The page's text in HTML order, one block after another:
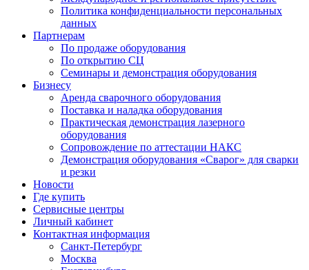
Политика конфиденциальности персональных
данных
Партнерам
По продаже оборудования
По открытию СЦ
Семинары и демонстрация оборудования
Бизнесу
Аренда сварочного оборудования
Поставка и наладка оборудования
Практическая демонстрация лазерного
оборудования
Сопровождение по аттестации НАКС
Демонстрация оборудования «Сварог» для сварки
и резки
Новости
Где купить
Сервисные центры
Личный кабинет
Контактная информация
Санкт-Петербург
Москва